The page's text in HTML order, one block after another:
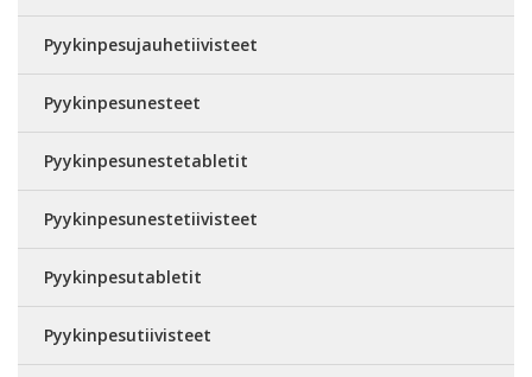
Pyykinpesujauhetiivisteet
Pyykinpesunesteet
Pyykinpesunestetabletit
Pyykinpesunestetiivisteet
Pyykinpesutabletit
Pyykinpesutiivisteet